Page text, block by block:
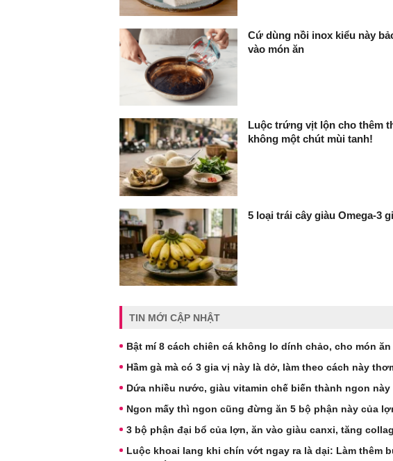
Cứ dùng nồi inox kiểu này
vào món ăn
Luộc trứng vịt lộn cho thêm
không một chút mùi tanh!
5 loại trái cây giàu Omega-3
TIN MỚI CẬP NHẬT
Bật mí 8 cách chiên cá không lo dính chảo, cho món
Hầm gà mà có 3 gia vị này là dở, làm theo cách này
Dứa nhiều nước, giàu vitamin chế biến thành ngon
Ngon mấy thì ngon cũng đừng ăn 5 bộ phận này của
3 bộ phận đại bổ của lợn, ăn vào giàu canxi, tăng
Luộc khoai lang khi chín vớt ngay ra là dại: Làm thêm